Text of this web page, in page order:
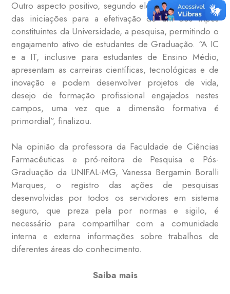
Outro aspecto positivo, segundo ele, é a contribuição
das iniciações para a efetivação de um dos tripés
constituintes da Universidade, a pesquisa, permitindo o
engajamento ativo de estudantes de Graduação. “A IC
e a IT, inclusive para estudantes de Ensino Médio,
apresentam as carreiras científicas, tecnológicas e de
inovação e podem desenvolver projetos de vida,
desejo de formação profissional engajados nestes
campos, uma vez que a dimensão formativa é
primordial”, finalizou.
Na opinião da professora da Faculdade de Ciências
Farmacêuticas e pró-reitora de Pesquisa e Pós-
Graduação da UNIFAL-MG, Vanessa Bergamin Boralli
Marques, o registro das ações de pesquisas
desenvolvidas por todos os servidores em sistema
seguro, que preza pela por normas e sigilo, é
necessário para compartilhar com a comunidade
interna e externa informações sobre trabalhos de
diferentes áreas do conhecimento.
Saiba mais